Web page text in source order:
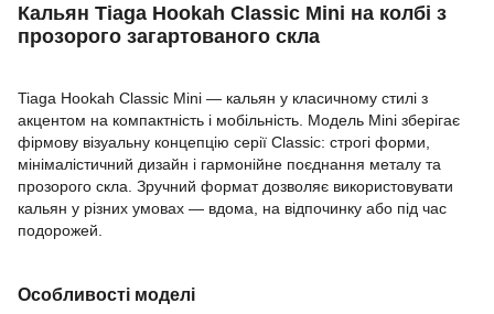
Кальян Tiaga Hookah Classic Mini на колбі з
прозорого загартованого скла
Tiaga Hookah Classic Mini — кальян у класичному стилі з
акцентом на компактність і мобільність. Модель Mini зберігає
фірмову візуальну концепцію серії Classic: строгі форми,
мінімалістичний дизайн і гармонійне поєднання металу та
прозорого скла. Зручний формат дозволяє використовувати
кальян у різних умовах — вдома, на відпочинку або під час
подорожей.
Особливості моделі